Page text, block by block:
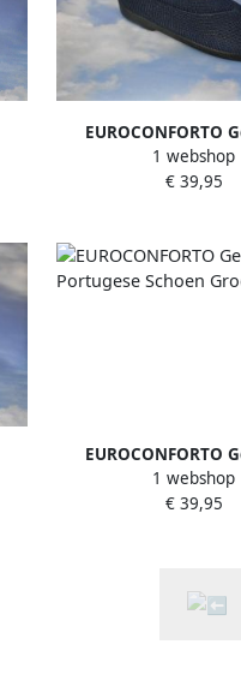
EUROCONFORTO
Portugese Schoen
Instappers
1 webshop
€ 39,95
EUROCONFORTO
Portugese Schoen
1 webshop
€ 39,95